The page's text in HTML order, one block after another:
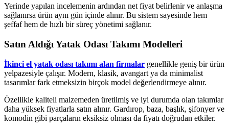
Yerinde yapılan incelemenin ardından net fiyat belirlenir ve anlaşma
sağlanırsa ürün aynı gün içinde alınır. Bu sistem sayesinde hem
şeffaf hem de hızlı bir süreç yönetimi sağlanır.
Satın Aldığı Yatak Odası Takımı Modelleri
İkinci el yatak odası takımı alan firmalar genellikle geniş bir ürün
yelpazesiyle çalışır. Modern, klasik, avangart ya da minimalist
tasarımlar fark etmeksizin birçok model değerlendirmeye alınır.
Özellikle kaliteli malzemeden üretilmiş ve iyi durumda olan takımlar
daha yüksek fiyatlarla satın alınır. Gardırop, baza, başlık, şifonyer ve
komodin gibi parçaların eksiksiz olması da fiyatı doğrudan etkiler.